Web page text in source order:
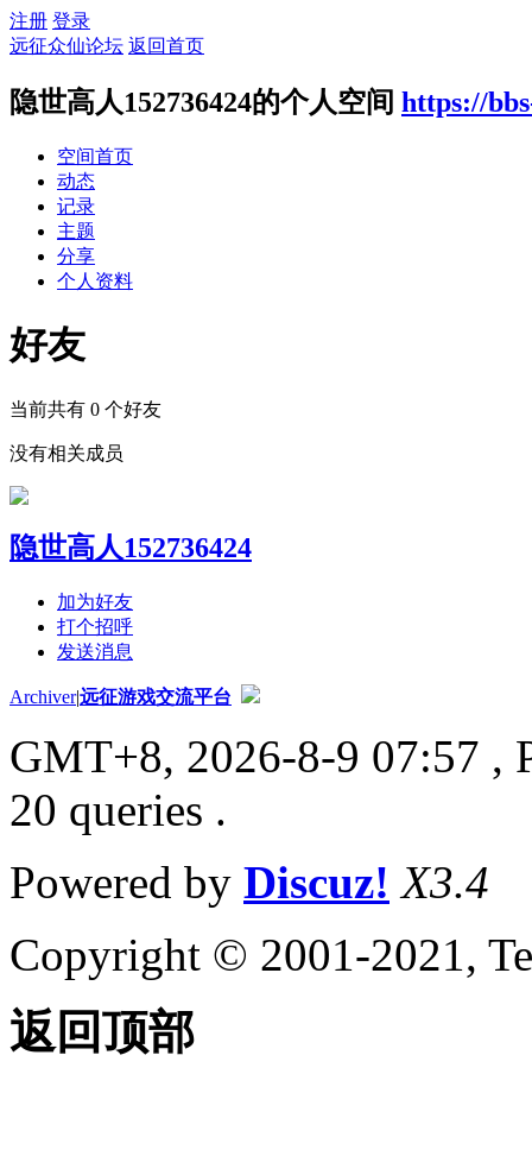
注册 登录
远征众仙论坛 返回首页
隐世高人152736424的个人空间 https://
空间首页
动态
记录
主题
分享
个人资料
好友
当前共有 0 个好友
没有相关成员
隐世高人152736424
加为好友
打个招呼
发送消息
Archiver|远征游戏交流平台
GMT+8, 2026-8-9 07:57 ,
20 queries .
Powered by Discuz! X3.4
Copyright © 2001-2021,
返回顶部